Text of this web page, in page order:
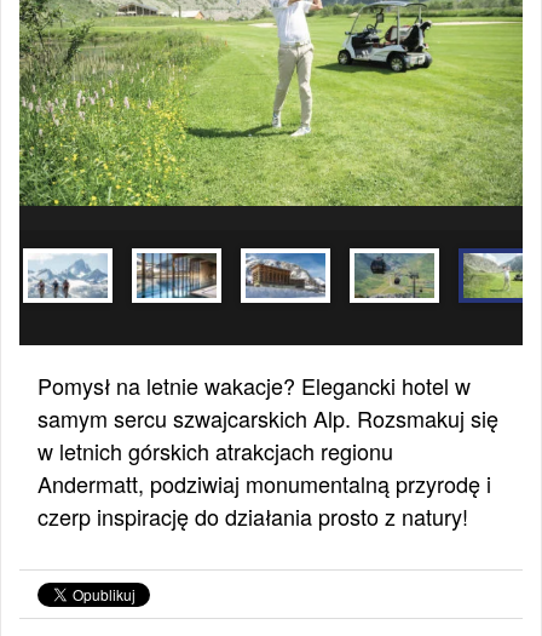
Pomysł na letnie wakacje? Elegancki hotel w
samym sercu szwajcarskich Alp. Rozsmakuj się
w letnich górskich atrakcjach regionu
Andermatt, podziwiaj monumentalną przyrodę i
czerp inspirację do działania prosto z natury!